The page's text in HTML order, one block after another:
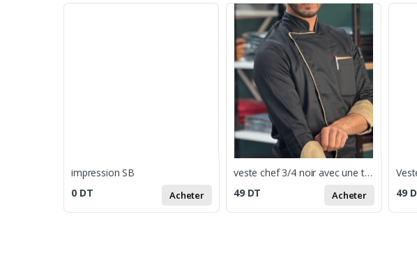
impression SB
0 DT Acheter
veste chef 3/4 noir avec une touche de beige S
49 DT Acheter
49